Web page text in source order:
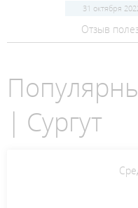
31 октября
Отзыв
| Сургут